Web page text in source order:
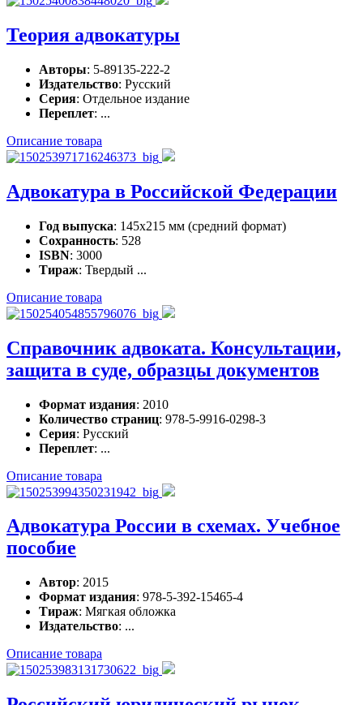
Теория адвокатуры
Авторы: 5-89135-222-2
Издательство: Русский
Серия: Отдельное издание
Переплет: ...
Описание товара
Адвокатура в Российской Федерации
Год выпуска: 145х215 мм (средний формат)
Сохранность: 528
ISBN: 3000
Тираж: Твердый ...
Описание товара
Справочник адвоката. Консультации,
защита в суде, образцы документов
Формат издания: 2010
Количество страниц: 978-5-9916-0298-3
Серия: Русский
Переплет: ...
Описание товара
Адвокатура России в схемах. Учебное
пособие
Автор: 2015
Формат издания: 978-5-392-15465-4
Тираж: Мягкая обложка
Издательство: ...
Описание товара